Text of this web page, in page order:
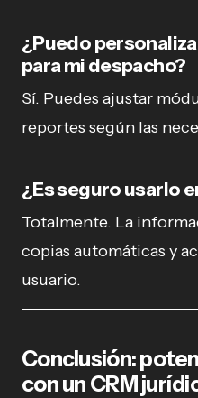
¿Puedo
para mi despacho?
Sí. Puedes ajustar
reportes según las
¿Es seguro usarlo
Totalmente. La
copias automáticas y
usuario.
Conclusión:
con un CRM